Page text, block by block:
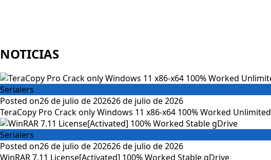
NOTICIAS
Serialers
Posted on26 de julio de 202626 de julio de 2026
TeraCopy Pro Crack only Windows 11 x86-x64 100% Worked Unlimited
Serialers
Posted on26 de julio de 202626 de julio de 2026
WinRAR 7.11 License[Activated] 100% Worked Stable gDrive